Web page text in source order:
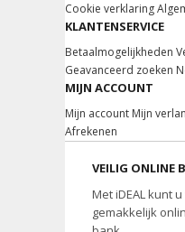
Cookie verklaring
KLANTENSERVICE
Betaalmogelijkheden
Geavanceerd zoeken
MIJN ACCOUNT
Mijn account Mijn
Afrekenen
VEILIG ONLINE
Met iDEAL kunt
gemakkelijk